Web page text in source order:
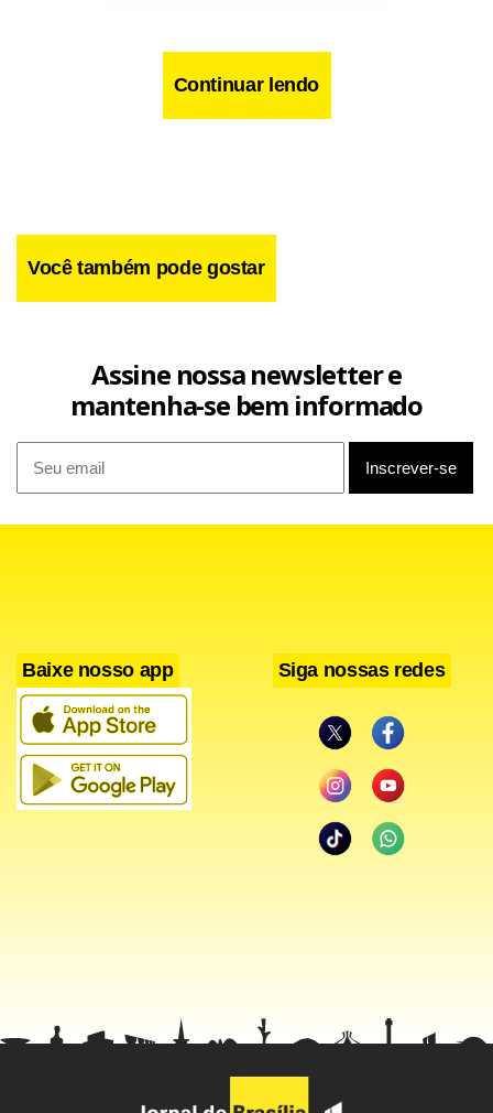
< !--/hotwords -- >
Facebook
WhatsApp
LinkedIn
Twitter
X Telegram
Share
Continuar lendo
Você também pode gostar
Assine nossa newsletter e
mantenha-se bem informado
Baixe nosso app Siga nossas redes